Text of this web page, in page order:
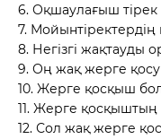
6. Оқшаулағыш тірек
7. Мойынтіректердің
8. Негізгі жақтауды
9. Оң жақ жерге
10. Жерге қосқыш
11. Жерге қосқыштың
12. Сол жақ жерге